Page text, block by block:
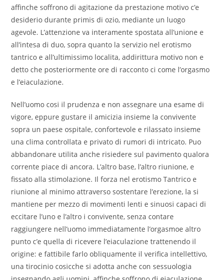
affinche soffrono di agitazione da prestazione motivo c’e
desiderio durante primis di ozio, mediante un luogo
agevole. L’attenzione va interamente spostata all’unione e
all’intesa di duo, sopra quanto la servizio nel erotismo
tantrico e all’ultimissimo localita, addirittura motivo non e
detto che posteriormente ore di racconto ci come l’orgasmo
e l’eiaculazione.
Nell’uomo cosi il prudenza e non assegnare una esame di
vigore, eppure gustare il amicizia insieme la convivente
sopra un paese ospitale, confortevole e rilassato insieme
una clima controllata e privato di rumori di intricato. Puo
abbandonare utilita anche risiedere sul pavimento qualora
corrente piace di ancora. L’altro base, l’altro riunione, e
fissato alla stimolazione. Il forza nel erotismo Tantrico e
riunione al minimo attraverso sostentare l’erezione, la si
mantiene per mezzo di movimenti lenti e sinuosi capaci di
eccitare l’uno e l’altro i convivente, senza contare
raggiungere nell’uomo immediatamente l’orgasmoe altro
punto c’e quella di ricevere l’eiaculazione trattenendo il
origine: e fattibile farlo obliquamente il verifica intellettivo,
una tirocinio cosicche si adotta anche con sessuologia